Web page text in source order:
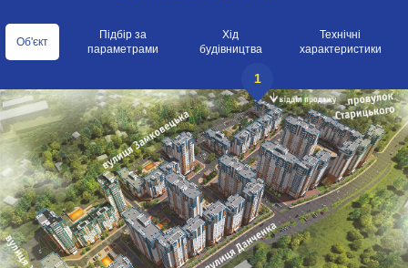
Об'єкт
Підбір за
параметрами
Хід
будівництва
Технічні
характеристики
1